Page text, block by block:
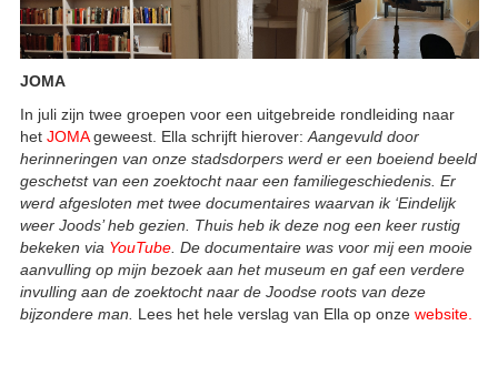
JOMA
In juli zijn twee groepen voor een uitgebreide rondleiding naar
het JOMAgeweest. Ella schrijft hierover: Aangevuld door
herinneringen van onze stadsdorpers werd er een boeiend beeld
geschetst van een zoektocht naar een familiegeschiedenis. Er
werd afgesloten met twee documentaires waarvan ik ‘Eindelijk
weer Joods’ heb gezien. Thuis heb ik deze nog een keer rustig
bekeken via YouTube . De documentaire was voor mij een mooie
aanvulling op mijn bezoek aan het museum en gaf een verdere
invulling aan de zoektocht naar de Joodse roots van deze
bijzondere man.
Lees het hele verslag van Ella op onze website